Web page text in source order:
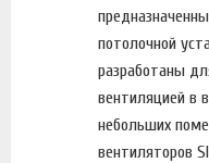
потолочной
разработаны
вентиляцией в
небольших
вентиляторов